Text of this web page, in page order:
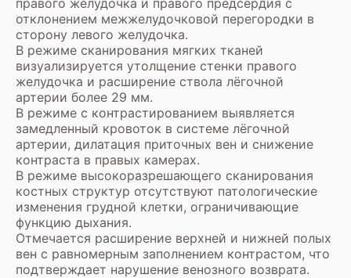
правого желудочка и правого предсердия с
отклонением межжелудочковой перегородки в
сторону левого желудочка.
В режиме сканирования мягких тканей
визуализируется утолщение стенки правого
желудочка и расширение ствола лёгочной
артерии более 29 мм.
В режиме с контрастированием выявляется
замедленный кровоток в системе лёгочной
артерии, дилатация приточных вен и снижение
контраста в правых камерах.
В режиме высокоразрешающего сканирования
костных структур отсутствуют патологические
изменения грудной клетки, ограничивающие
функцию дыхания.
Отмечается расширение верхней и нижней полых
вен с равномерным заполнением контрастом, что
подтверждает нарушение венозного возврата.